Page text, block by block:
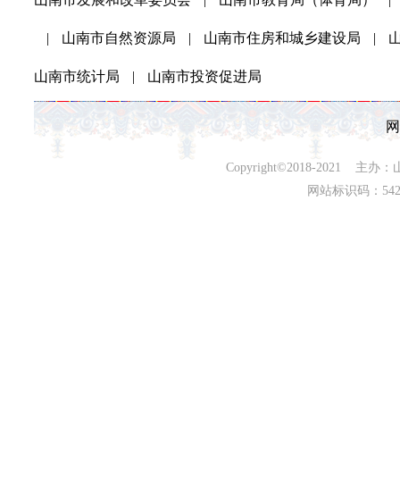
| 山南市自然资源局 | 山南市住房和城乡建设局 |
山南市统计局 | 山南市投资促进局
Copyright©2018-2021 主办：
网站标识码：